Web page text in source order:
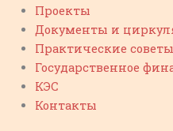
Проекты
Документы и
Практические советы
Государственное
КЭС
Контакты